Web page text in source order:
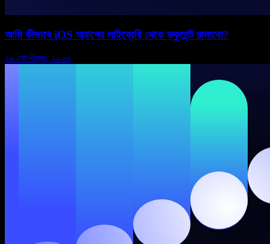
আমি কীভাবে iOS অ্যাপের লাইব্রেরি থেকে ডকুমেন্ট চালাবো?
২৬ সেপ্টেম্বর, ২০২৩